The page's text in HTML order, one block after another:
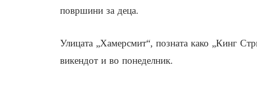
површини за деца.
Улицата „Хамерсмит“, позната како „Кинг
викендот и во понеделник.